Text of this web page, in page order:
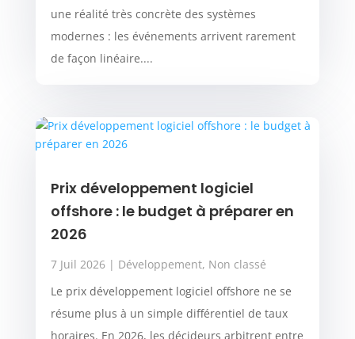
une réalité très concrète des systèmes
modernes : les événements arrivent rarement
de façon linéaire....
Prix développement logiciel
offshore : le budget à préparer en
2026
7 Juil 2026| Développement, Non classé
Le prix développement logiciel offshore ne se
résume plus à un simple différentiel de taux
horaires. En 2026, les décideurs arbitrent entre